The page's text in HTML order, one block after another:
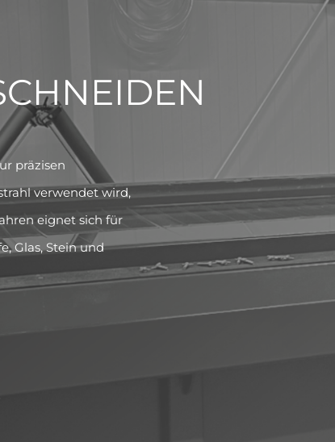
präzisen
verwendet wird,
eignet sich für
Glas, Stein und